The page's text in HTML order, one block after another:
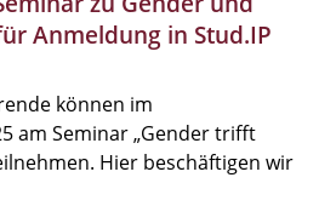
Anmeldung in Stud.IP
können im
am Seminar „Gender trifft
Hier beschäftigen wir